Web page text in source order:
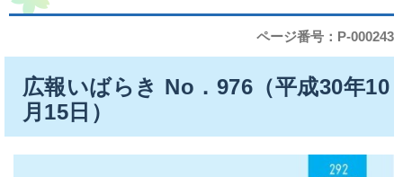
ページ番号：P-000243
広報いばらき No．976（平成30年10
月15日）